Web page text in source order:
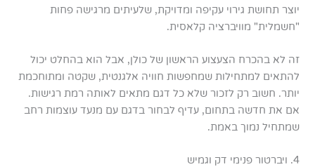
יוצר תחושת גירוי עקיפה ומדויקת, שלעיתים מרגישה פחות
"חשמלית" מוויברציה קלאסית.
זה לא בהכרח הצעצוע הראשון של כולן, אבל הוא בהחלט יכול
להתאים למתחילות שמחפשות חוויה אלגנטית, שקטה ומתוחכמת
יותר. חשוב רק לזכור שלא כל דגם מתאים לאותה רמת רגישות.
אם את חדשה בתחום, עדיף לבחור בדגם עם מנעד עוצמות רחב
שמתחיל נמוך באמת.
4. ויברטור פנימי דק וגמיש